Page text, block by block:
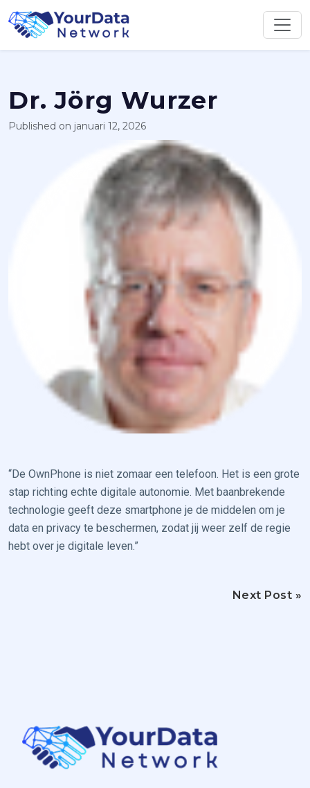
to
content
Dr. Jörg Wurzer
Published on januari 12, 2026
“De OwnPhone is niet zomaar een telefoon. Het is een grote
stap richting echte digitale autonomie. Met baanbrekende
technologie geeft deze smartphone je de middelen om je
data en privacy te beschermen, zodat jij weer zelf de regie
hebt over je digitale leven.”
Next Post »